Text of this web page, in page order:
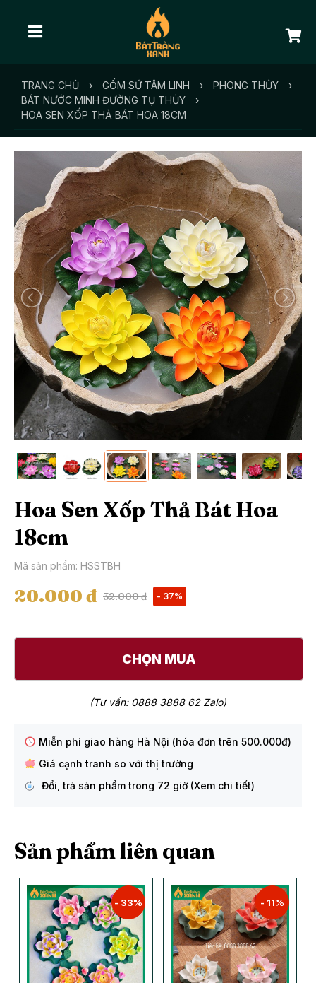
TRANG CHỦ › GỐM SỨ TÂM LINH › PHONG THỦY
›
BÁT NƯỚC MINH ĐƯỜNG TỤ THỦY
›
HOA SEN XỐP THẢ BÁT HOA 18CM
Hoa Sen Xốp Thả Bát Hoa
18cm
Mã sản phẩm: HSSTBH
20.000 đ 32.000 đ - 37%
CHỌN MUA
(Tư vấn: 0888 3888 62 Zalo)
Miễn phí giao hàng Hà Nội (hóa đơn trên 500.000đ)
Giá cạnh tranh so với thị trường
Đổi, trả sản phẩm trong 72 giờ (Xem chi tiết)
Sản phẩm liên quan
- 11% -
20%